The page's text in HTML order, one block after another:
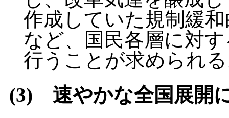
作成していた規制緩
など、国民各層に対
行うことが求められ
(3) 速やかな全国展開